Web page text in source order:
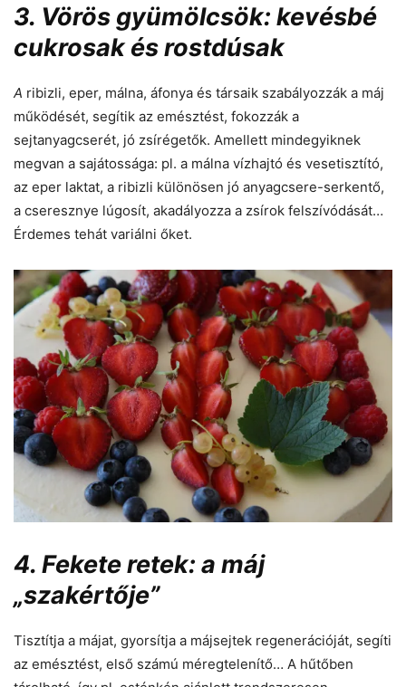
3. Vörös gyümölcsök: kevésbé
cukrosak és rostdúsak
A ribizli, eper, málna, áfonya és társaik szabályozzák a máj
működését, segítik az emésztést, fokozzák a
sejtanyagcserét, jó zsírégetők. Amellett mindegyiknek
megvan a sajátossága: pl. a málna vízhajtó és vesetisztító,
az eper laktat, a ribizli különösen jó anyagcsere-serkentő,
a cseresznye lúgosít, akadályozza a zsírok felszívódását…
Érdemes tehát variálni őket.
4. Fekete retek: a máj
„szakértője”
Tisztítja a májat, gyorsítja a májsejtek regenerációját, segíti
az emésztést, első számú méregtelenítő… A hűtőben